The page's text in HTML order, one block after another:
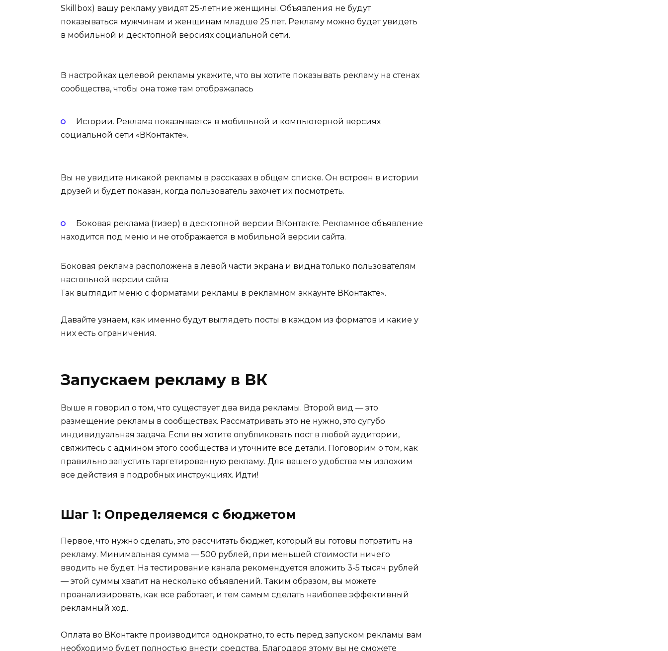
Skillbox) вашу рекламу увидят 25-летние женщины. Объявления не будут
показываться мужчинам и женщинам младше 25 лет. Рекламу можно будет увидеть
в мобильной и десктопной версиях социальной сети.
В настройках целевой рекламы укажите, что вы хотите показывать рекламу на стенах
сообщества, чтобы она тоже там отображалась
Истории. Реклама показывается в мобильной и компьютерной версиях
социальной сети «ВКонтакте».
Вы не увидите никакой рекламы в рассказах в общем списке. Он встроен в истории
друзей и будет показан, когда пользователь захочет их посмотреть.
Боковая реклама (тизер) в десктопной версии ВКонтакте. Рекламное объявление
находится под меню и не отображается в мобильной версии сайта.
Боковая реклама расположена в левой части экрана и видна только пользователям
настольной версии сайта
Так выглядит меню с форматами рекламы в рекламном аккаунте ВКонтакте».
Давайте узнаем, как именно будут выглядеть посты в каждом из форматов и какие у
них есть ограничения.
Запускаем рекламу в ВК
Выше я говорил о том, что существует два вида рекламы. Второй вид — это
размещение рекламы в сообществах. Рассматривать это не нужно, это сугубо
индивидуальная задача. Если вы хотите опубликовать пост в любой аудитории,
свяжитесь с админом этого сообщества и уточните все детали. Поговорим о том, как
правильно запустить таргетированную рекламу. Для вашего удобства мы изложим
все действия в подробных инструкциях. Идти!
Шаг 1: Определяемся с бюджетом
Первое, что нужно сделать, это рассчитать бюджет, который вы готовы потратить на
рекламу. Минимальная сумма — 500 рублей, при меньшей стоимости ничего
вводить не будет. На тестирование канала рекомендуется вложить 3-5 тысяч рублей
— этой суммы хватит на несколько объявлений. Таким образом, вы можете
проанализировать, как все работает, и тем самым сделать наиболее эффективный
рекламный ход.
Оплата во ВКонтакте производится однократно, то есть перед запуском рекламы вам
необходимо будет полностью внести средства. Благодаря этому вы не сможете